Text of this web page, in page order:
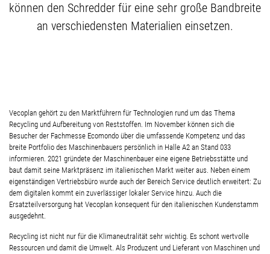
können den Schredder für eine sehr große Bandbreite
an verschiedensten Materialien einsetzen.
Vecoplan gehört zu den Marktführern für Technologien rund um das Thema
Recycling und Aufbereitung von Reststoffen. Im November können sich die
Besucher der Fachmesse Ecomondo über die umfassende Kompetenz und das
breite Portfolio des Maschinenbauers persönlich in Halle A2 an Stand 033
informieren. 2021 gründete der Maschinenbauer eine eigene Betriebsstätte und
baut damit seine Marktpräsenz im italienischen Markt weiter aus. Neben einem
eigenständigen Vertriebsbüro wurde auch der Bereich Service deutlich erweitert: Zu
dem digitalen kommt ein zuverlässiger lokaler Service hinzu. Auch die
Ersatzteilversorgung hat Vecoplan konsequent für den italienischen Kundenstamm
ausgedehnt.
Recycling ist nicht nur für die Klimaneutralität sehr wichtig. Es schont wertvolle
Ressourcen und damit die Umwelt. Als Produzent und Lieferant von Maschinen und